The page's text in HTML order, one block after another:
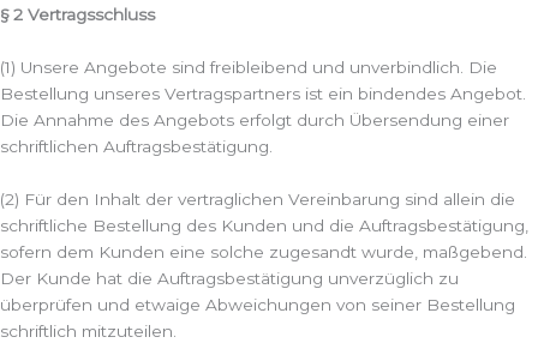
§ 2 Vertragsschluss
(1) Unsere Angebote sind freibleibend und unverbindlich. Die
Bestellung unseres Vertragspartners ist ein bindendes Angebot.
Die Annahme des Angebots erfolgt durch Übersendung einer
schriftlichen Auftragsbestätigung.
(2) Für den Inhalt der vertraglichen Vereinbarung sind allein die
schriftliche Bestellung des Kunden und die Auftragsbestätigung,
sofern dem Kunden eine solche zugesandt wurde, maßgebend.
Der Kunde hat die Auftragsbestätigung unverzüglich zu
überprüfen und etwaige Abweichungen von seiner Bestellung
schriftlich mitzuteilen.